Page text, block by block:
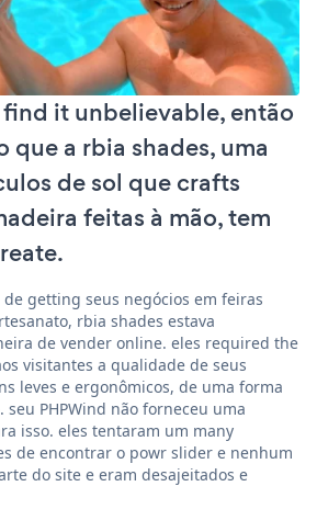
it unbelievable, então
que a rbia shades, uma
de sol que crafts
feitas à mão, tem
de getting seus negócios em feiras
rbia shades estava
de vender online. eles required the
visitantes a qualidade de seus
leves e ergonômicos, de uma forma
PHPWind não forneceu uma
isso. eles tentaram um many
de encontrar o powr slider e nenhum
do site e eram desajeitados e